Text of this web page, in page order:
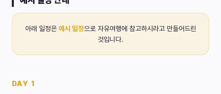
아래 일정은 예시 일정으로 자유여행에 참고하시라고 만들어드린
것입니다.
DAY 1